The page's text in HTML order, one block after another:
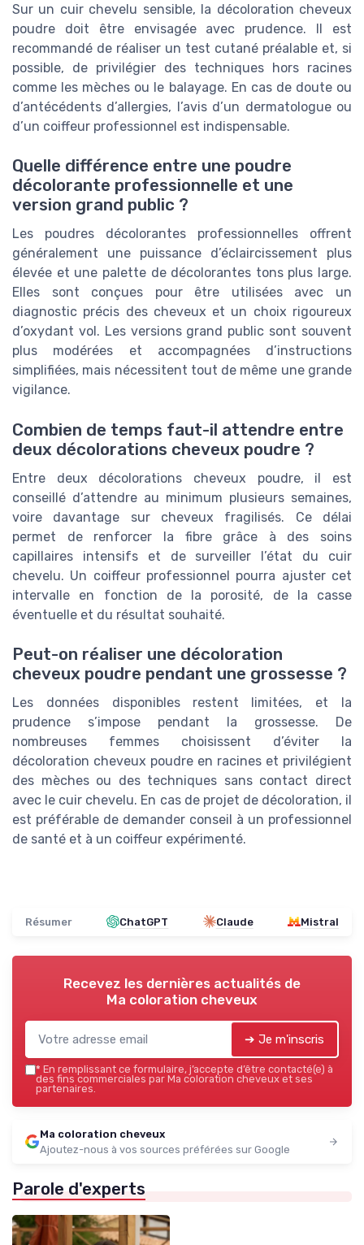
Sur un cuir chevelu sensible, la décoloration cheveux
poudre doit être envisagée avec prudence. Il est
recommandé de réaliser un test cutané préalable et, si
possible, de privilégier des techniques hors racines
comme les mèches ou le balayage. En cas de doute ou
d’antécédents d’allergies, l’avis d’un dermatologue ou
d’un coiffeur professionnel est indispensable.
Quelle différence entre une poudre
décolorante professionnelle et une
version grand public ?
Les poudres décolorantes professionnelles offrent
généralement une puissance d’éclaircissement plus
élevée et une palette de décolorantes tons plus large.
Elles sont conçues pour être utilisées avec un
diagnostic précis des cheveux et un choix rigoureux
d’oxydant vol. Les versions grand public sont souvent
plus modérées et accompagnées d’instructions
simplifiées, mais nécessitent tout de même une grande
vigilance.
Combien de temps faut-il attendre entre
deux décolorations cheveux poudre ?
Entre deux décolorations cheveux poudre, il est
conseillé d’attendre au minimum plusieurs semaines,
voire davantage sur cheveux fragilisés. Ce délai
permet de renforcer la fibre grâce à des soins
capillaires intensifs et de surveiller l’état du cuir
chevelu. Un coiffeur professionnel pourra ajuster cet
intervalle en fonction de la porosité, de la casse
éventuelle et du résultat souhaité.
Peut-on réaliser une décoloration
cheveux poudre pendant une grossesse ?
Les données disponibles restent limitées, et la
prudence s’impose pendant la grossesse. De
nombreuses femmes choisissent d’éviter la
décoloration cheveux poudre en racines et privilégient
des mèches ou des techniques sans contact direct
avec le cuir chevelu. En cas de projet de décoloration, il
est préférable de demander conseil à un professionnel
de santé et à un coiffeur expérimenté.
Résumer ChatGPT Claude Mistral
Recevez les dernières actualités de
Ma coloration cheveux
➔ Je m'inscris
* En remplissant ce formulaire, j’accepte d’être contacté(e) à
des fins commerciales par Ma coloration cheveux et ses
partenaires.
Ma coloration cheveux
Ajoutez-nous à vos sources préférées sur Google
Parole d'experts